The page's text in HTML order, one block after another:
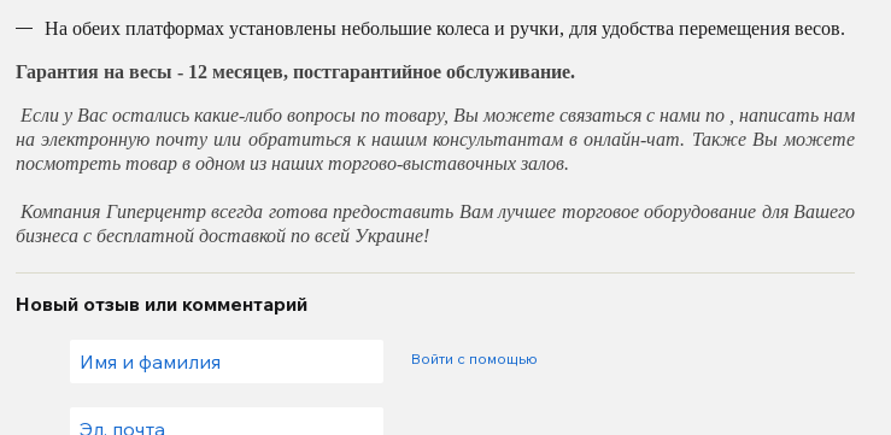
На обеих платформах установлены небольшие колеса и ручки, для удобства перемещения весов.
Гарантия на весы - 12 месяцев, постгарантийное обслуживание.
Если у Вас остались какие-либо вопросы по товару, Вы можете связаться с нами по , написать нам
на электронную почту или обратиться к нашим консультантам в онлайн-чат. Также Вы можете
посмотреть товар в одном из наших торгово-выставочных залов.
Компания Гиперцентр всегда готова предоставить Вам лучшее торговое оборудование для Вашего
бизнеса с бесплатной доставкой по всей Украине!
Новый отзыв или комментарий
Войти с помощью